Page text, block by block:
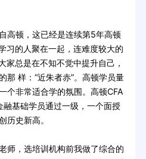
顿，这已经是连续第5年高顿
习的人聚在一起，连难度较大的
家总是在不知不觉中提升自己，
那 样：“近朱者赤”。高顿学员量
个非常适合学的氛围。高顿CFA
基础学员通过一级，一个面授
历史新高。
，选培训机构前我做了综合的